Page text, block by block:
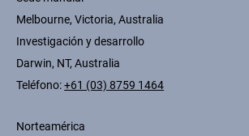
Melbourne, Victoria, Australia
Investigación y desarrollo
Darwin, NT, Australia
Teléfono:+61 (03) 8759 1464
Norteamérica